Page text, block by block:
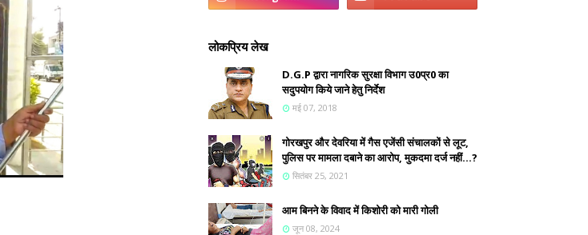
लोकप्रिय लेख
D.G.P द्वारा नागरिक सुरक्षा विभाग उ0प्र0 का
सदुपयोग किये जाने हेतु निर्देश
मई 07, 2018
गोरखपुर और देवरिया में गैस एजेंसी संचालकों से लूट,
पुलिस पर मामला दबाने का आरोप, मुकदमा दर्ज नहीं...?
सितंबर 25, 2021
आम बिनने के विवाद में किशोरी को मारी गोली
जून 08, 2024